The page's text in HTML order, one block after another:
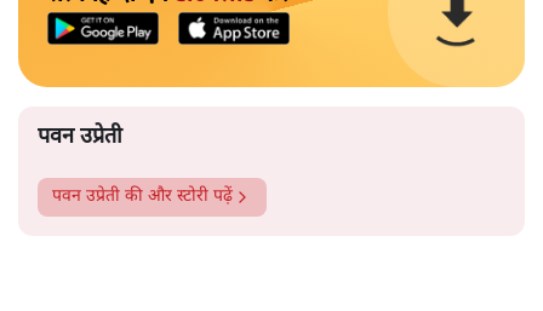
के अंदर नहीं जाने को कहा जाता है। कुछ ऐसे भी हैं, जहां माहवारी
उम्र की महिलाओं को कभी भी मंदिर में नहीं जाने दिया जाता है।
पटबउसी सत्र मंदिर